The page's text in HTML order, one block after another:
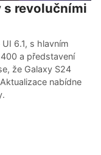
s revolučními
6.1, s hlavním
a představení
že Galaxy S24
nabídne